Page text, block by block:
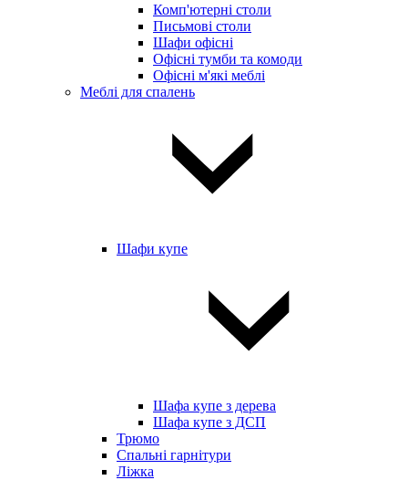
Комп'ютерні столи
Письмові столи
Шафи офісні
Офісні тумби та комоди
Офісні м'які меблі
Меблі для спалень
Шафи купе
Шафа купе з дерева
Шафа купе з ДСП
Трюмо
Спальні гарнітури
Ліжка